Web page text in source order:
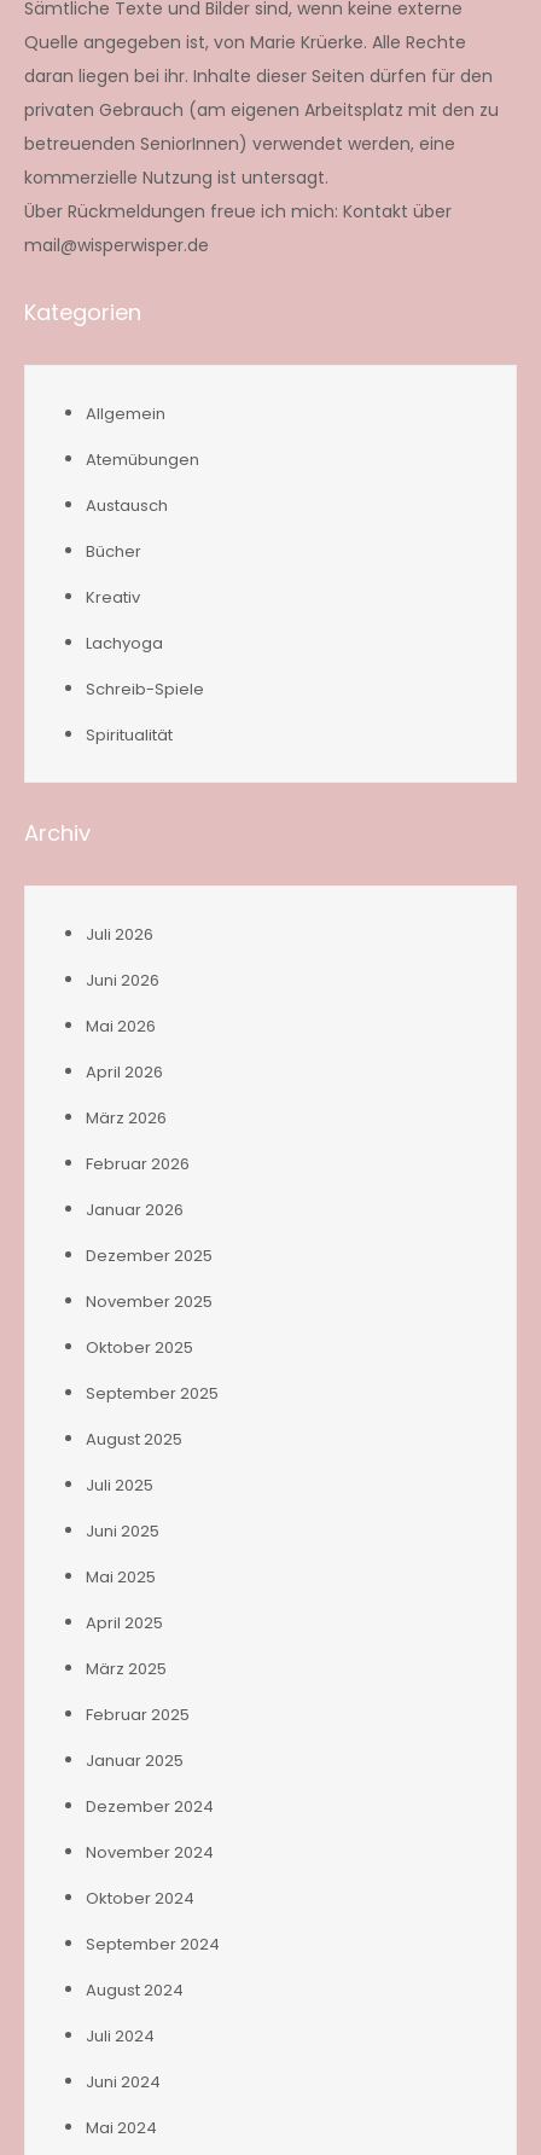
Sämtliche Texte und Bilder sind, wenn keine externe
Quelle angegeben ist, von Marie Krüerke. Alle Rechte
daran liegen bei ihr. Inhalte dieser Seiten dürfen für den
privaten Gebrauch (am eigenen Arbeitsplatz mit den zu
betreuenden SeniorInnen) verwendet werden, eine
kommerzielle Nutzung ist untersagt.
Über Rückmeldungen freue ich mich: Kontakt über
mail@wisperwisper.de
Kategorien
Allgemein
Atemübungen
Austausch
Bücher
Kreativ
Lachyoga
Schreib-Spiele
Spiritualität
Archiv
Juli 2026
Juni 2026
Mai 2026
April 2026
März 2026
Februar 2026
Januar 2026
Dezember 2025
November 2025
Oktober 2025
September 2025
August 2025
Juli 2025
Juni 2025
Mai 2025
April 2025
März 2025
Februar 2025
Januar 2025
Dezember 2024
November 2024
Oktober 2024
September 2024
August 2024
Juli 2024
Juni 2024
Mai 2024